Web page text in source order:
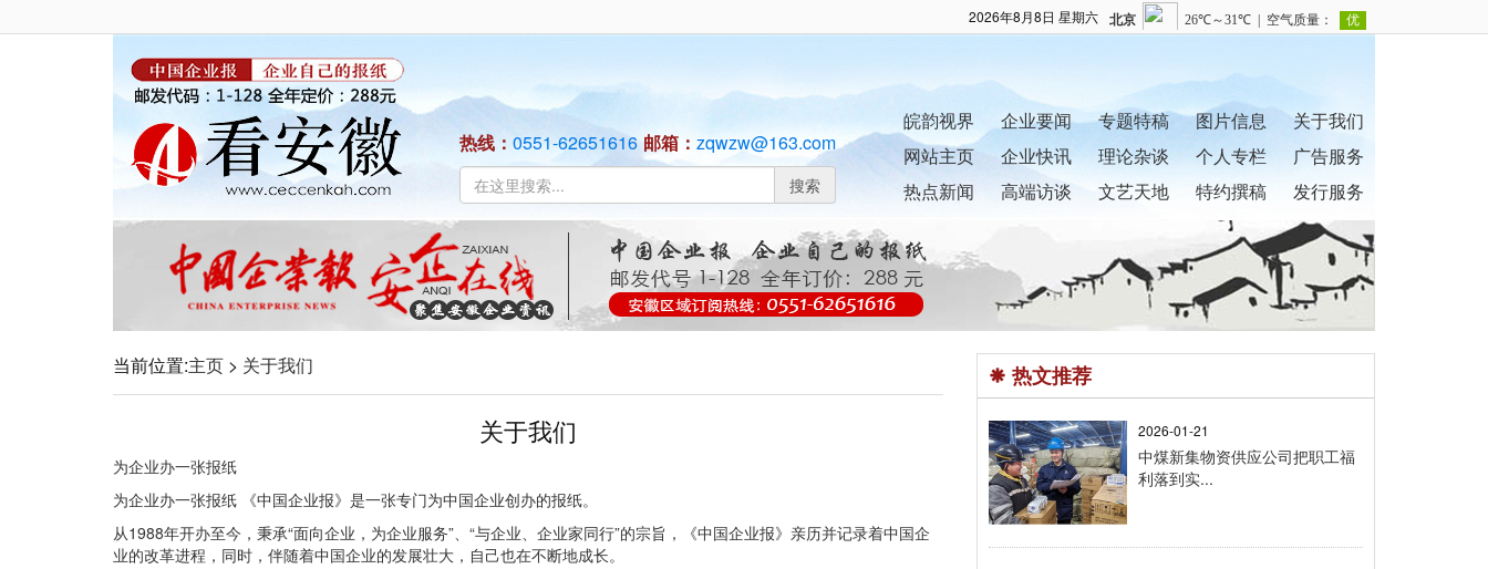
2026年8月8日 星期六
热线： 0551-62651616 邮箱： zqwzw@163.com
搜索
皖韵视界 企业要闻 专题特稿 图片信息
关于我们
网站主页
企业快讯 理论杂谈 个人专栏
广告服务
热点新闻
高端访谈 文艺天地 特约撰稿 发行服务
当前位置:主页 > 关于我们
关于我们
为企业办一张报纸
为企业办一张报纸 《中国企业报》是一张专门为中国企业创办的报纸。
从1988年开办至今，秉承“面向企业，为企业服务”、“与企业、企业家同行”的宗旨，《中国企业报》亲历并记录着中国企
业的改革进程，同时，伴随着中国企业的发展壮大，自己也在不断地成长。
热文推荐
2026-01-21
中煤新集物资供应公司把职工福
利落到实...